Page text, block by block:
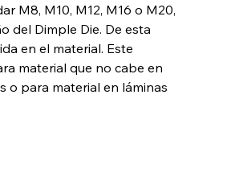
M8, M10, M12, M16 o M20,
del Dimple Die. De esta
en el material. Este
material que no cabe en
o para material en láminas